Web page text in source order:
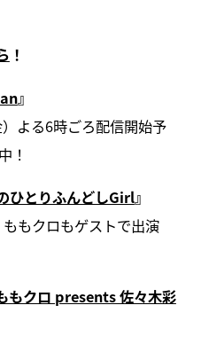
！
』
よる6時ごろ配信開始予
！
ひとりふんどしGirl』
もクロもゲストで出演
もクロ presents 佐々木彩